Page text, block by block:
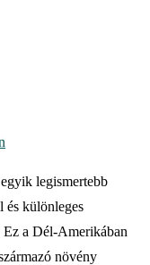
legismertebb
és különleges
Ez a Dél-Amerikában
növény